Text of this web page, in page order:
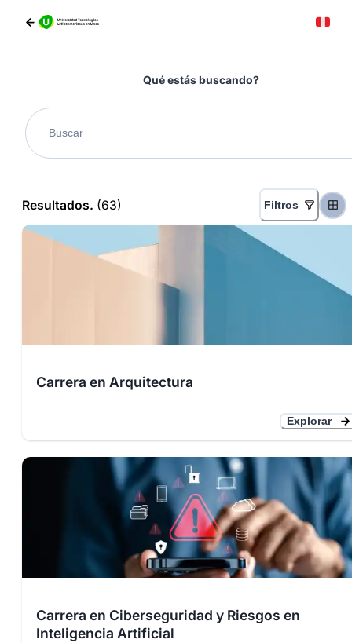
Qué estás buscando?
Resultados. (63) Filtros
Carrera en Arquitectura
Explorar
Carrera en Ciberseguridad y Riesgos en
Inteligencia Artificial